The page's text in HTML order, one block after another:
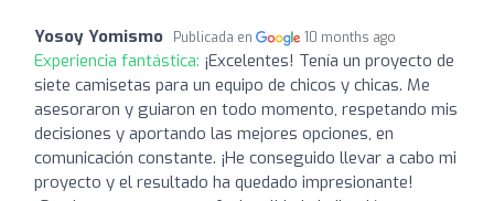
Yosoy Yomismo Publicada en 10 months ago
Experiencia fantástica: ¡Excelentes! Tenía un proyecto de
siete camisetas para un equipo de chicos y chicas. Me
asesoraron y guiaron en todo momento, respetando mis
decisiones y aportando las mejores opciones, en
comunicación constante. ¡He conseguido llevar a cabo mi
proyecto y el resultado ha quedado impresionante!